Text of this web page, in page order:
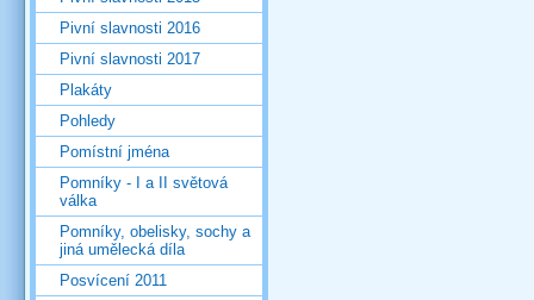
Pivní slavnosti 2016
Pivní slavnosti 2017
Plakáty
Pohledy
Pomístní jména
Pomníky - I a II světová
válka
Pomníky, obelisky, sochy a
jiná umělecká díla
Posvícení 2011